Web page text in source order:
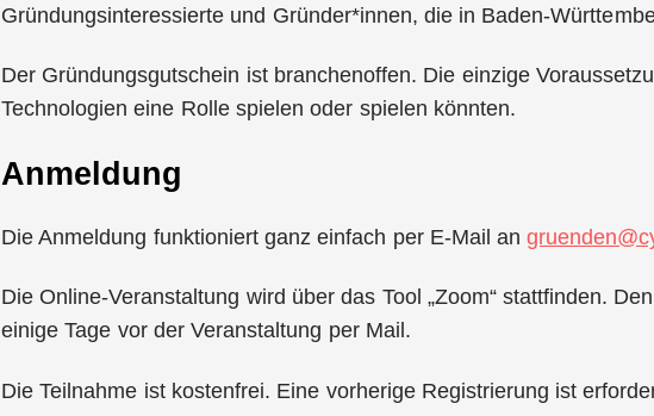
Gründungsinteressierte und Gründer*innen, die in Baden-
Der Gründungsgutschein ist branchenoffen. Die einzige
Technologien eine Rolle spielen oder spielen könnten.
Anmeldung
Die Anmeldung funktioniert ganz einfach per E-Mail an
Die Online-Veranstaltung wird über das Tool „Zoom“ stattfinden.
einige Tage vor der Veranstaltung per Mail.
Die Teilnahme ist kostenfrei. Eine vorherige Registrierung ist